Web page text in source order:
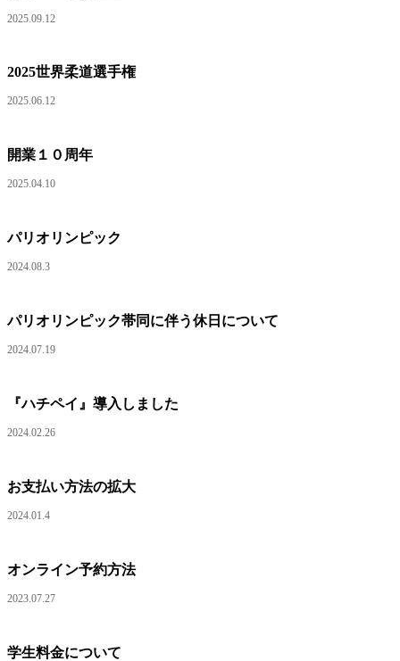
2025.09.12
2025世界柔道選手権
2025.06.12
開業１０周年
2025.04.10
パリオリンピック
2024.08.3
パリオリンピック帯同に伴う休日について
2024.07.19
『ハチペイ』導入しました
2024.02.26
お支払い方法の拡大
2024.01.4
オンライン予約方法
2023.07.27
学生料金について